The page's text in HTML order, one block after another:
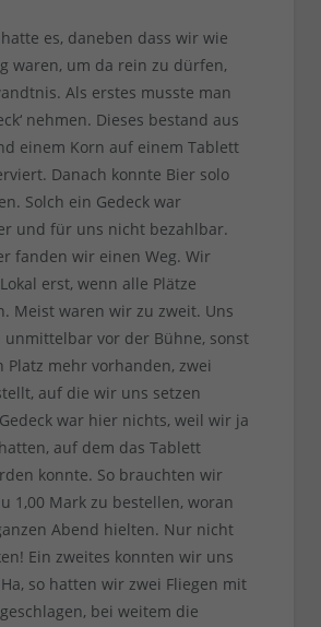
es, daneben dass wir wie
waren, um da rein zu dürfen,
Als erstes musste man
nehmen. Dieses bestand aus
einem Korn auf einem Tablett
Danach konnte Bier solo
Solch ein Gedeck war
und für uns nicht bezahlbar.
fanden wir einen Weg. Wir
erst, wenn alle Plätze
Meist waren wir zu zweit. Uns
vor der Bühne, sonst
Platz mehr vorhanden, zwei
auf die wir uns setzen
war hier nichts, weil wir ja
auf dem das Tablett
konnte. So brauchten wir
1,00 Mark zu bestellen, woran
Abend hielten. Nur nicht
Ein zweites konnten wir uns
so hatten wir zwei Fliegen mit
bei weitem die